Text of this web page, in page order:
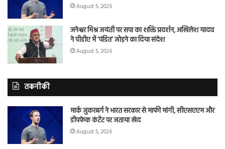
August 5, 2026
जनेश्वर मिश्र जयंती पर सपा का शक्ति प्रदर्शन, अखिलेश यादव
ने पीडीए में ‘पंडित’ जोड़ने का दिया संदेश
August 5, 2026
तकनीकी
मार्क जुकरबर्ग ने भारत सरकार से माफी मांगी, सीएसएएम और
डीपफेक कंटेंट पर जताया खेद
August 5, 2026